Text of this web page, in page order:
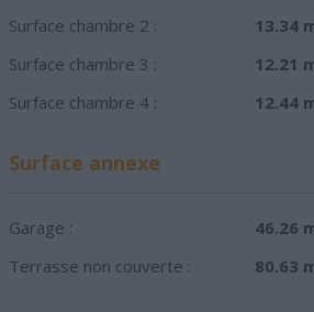
Surface chambre 2 :
13.34
Surface chambre 3 :
12.21
Surface chambre 4 :
12.44
Surface annexe
Garage :
46.26
Terrasse non couverte :
80.63